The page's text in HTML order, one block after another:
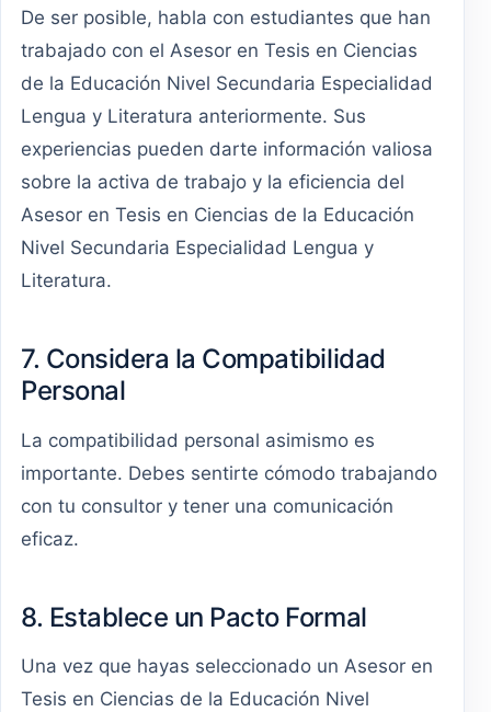
De ser posible, habla con estudiantes que han
trabajado con el Asesor en Tesis en Ciencias
de la Educación Nivel Secundaria Especialidad
Lengua y Literatura anteriormente. Sus
experiencias pueden darte información valiosa
sobre la activa de trabajo y la eficiencia del
Asesor en Tesis en Ciencias de la Educación
Nivel Secundaria Especialidad Lengua y
Literatura.
7. Considera la Compatibilidad
Personal
La compatibilidad personal asimismo es
importante. Debes sentirte cómodo trabajando
con tu consultor y tener una comunicación
eficaz.
8. Establece un Pacto Formal
Una vez que hayas seleccionado un Asesor en
Tesis en Ciencias de la Educación Nivel